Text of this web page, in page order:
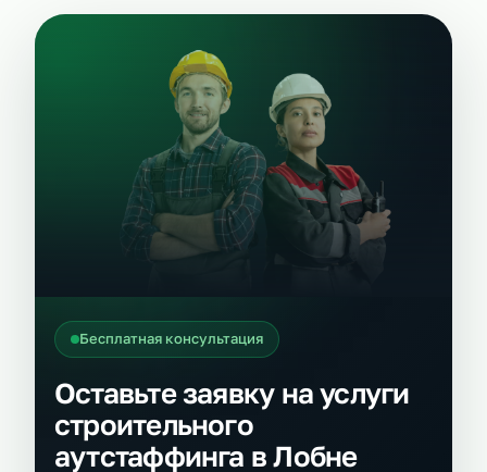
Бесплатная консультация
Оставьте заявку на услуги
строительного
аутстаффинга в Лобне